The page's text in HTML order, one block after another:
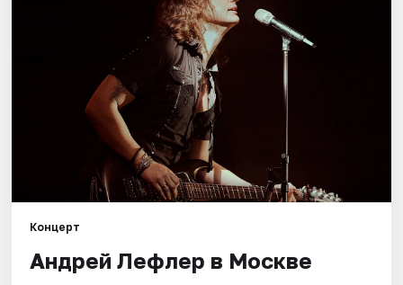
Площадки
Концерт
Андрей Лефлер в Москве